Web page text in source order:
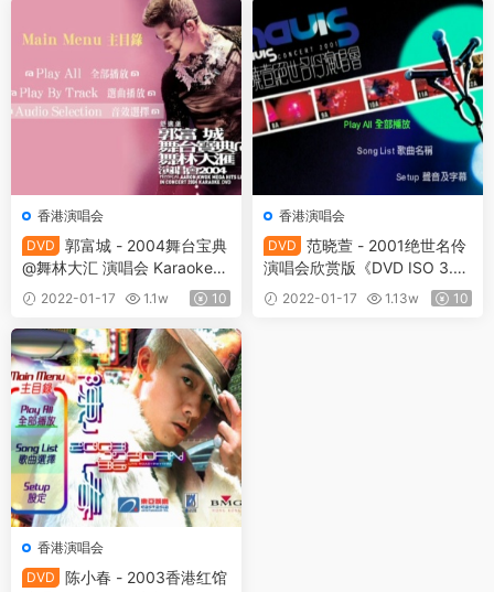
香港演唱会
DVD
郭富城 - 2004舞台宝典
@舞林大汇 演唱会 Karaoke
卡拉OK《2DVD ISO 12.4G》
2022-01-17 1.1w 10
香港演唱会
DVD
范晓萱 - 2001绝世名伶
演唱会欣赏版《DVD ISO 3.9
9G》2022-01-17 1.13w 10
香港演唱会
DVD
陈小春 - 2003香港红馆